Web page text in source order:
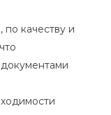
по качеству и